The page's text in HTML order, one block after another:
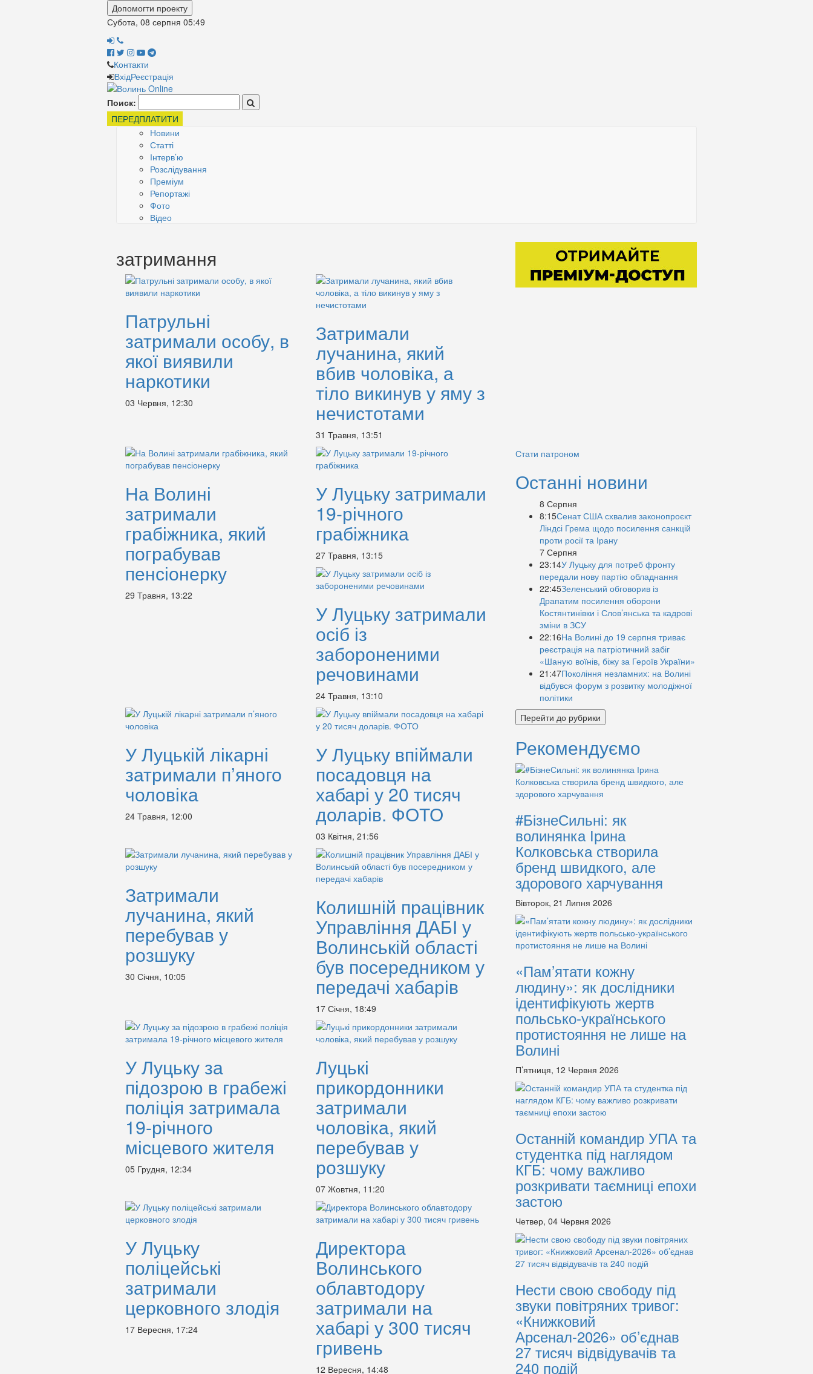
Допомогти проекту
Субота, 08 серпня 05:49
Контакти
ВхідРеєстрація
Поиск:
ПЕРЕДПЛАТИТИ
Новини
Статті
Інтерв’ю
Розслідування
Преміум
Репортажі
Фото
Відео
затримання
Патрульні
затримали особу, в
якої виявили
наркотики
03 Червня, 12:30
Затримали
лучанина, який
вбив чоловіка, а
тіло викинув у яму з
нечистотами
31 Травня, 13:51
На Волині
затримали
грабіжника, який
пограбував
пенсіонерку
29 Травня, 13:22
У Луцьку затримали
19-річного
грабіжника
27 Травня, 13:15
У Луцьку затримали
осіб із
забороненими
речовинами
24 Травня, 13:10
У Луцькій лікарні
затримали п’яного
чоловіка
24 Травня, 12:00
У Луцьку впіймали
посадовця на
хабарі у 20 тисяч
доларів. ФОТО
03 Квітня, 21:56
Затримали
лучанина, який
перебував у
розшуку
30 Січня, 10:05
Колишній працівник
Управління ДАБІ у
Волинській області
був посередником у
передачі хабарів
17 Січня, 18:49
У Луцьку за
підозрою в грабежі
поліція затримала
19-річного
місцевого жителя
05 Грудня, 12:34
Луцькі
прикордонники
затримали
чоловіка, який
перебував у
розшуку
07 Жовтня, 11:20
У Луцьку
поліцейські
затримали
церковного злодія
17 Вересня, 17:24
Директора
Волинського
облавтодору
затримали на
хабарі у 300 тисяч
гривень
12 Вересня, 14:48
Стати патроном
Останні новини
8 Серпня
8:15Сенат США схвалив законопроєкт
Ліндсі Грема щодо посилення санкцій
проти росії та Ірану
7 Серпня
23:14У Луцьку для потреб фронту
передали нову партію обладнання
22:45Зеленський обговорив із
Драпатим посилення оборони
Костянтинівки і Слов’янська та кадрові
зміни в ЗСУ
22:16На Волині до 19 серпня триває
реєстрація на патріотичний забіг
«Шаную воїнів, біжу за Героїв України»
21:47Покоління незламних: на Волині
відбувся форум з розвитку молодіжної
політики
Перейти до рубрики
Рекомендуємо
#БізнеСильні: як
волинянка Ірина
Колковська створила
бренд швидкого, але
здорового харчування
Вівторок, 21 Липня 2026
«Пам’ятати кожну
людину»: як дослідники
ідентифікують жертв
польсько-українського
протистояння не лише на
Волині
П’ятниця, 12 Червня 2026
Останній командир УПА та
студентка під наглядом
КГБ: чому важливо
розкривати таємниці епохи
застою
Четвер, 04 Червня 2026
Нести свою свободу під
звуки повітряних тривог:
«Книжковий
Арсенал-2026» об’єднав
27 тисяч відвідувачів та
240 подій